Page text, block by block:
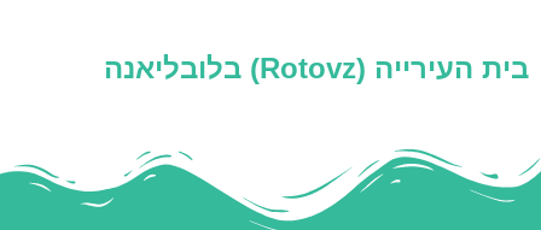
בית העירייה (Rotovz) בלובליאנה